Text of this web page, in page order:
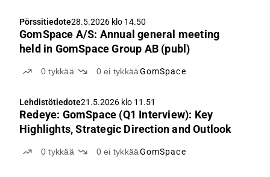
Pörssitiedote28.5.2026 klo 14.50
GomSpace A/S: Annual general meeting
held in GomSpace Group AB (publ)
0tykkää 0ei tykkääGomSpace
Lehdistötiedote21.5.2026 klo 11.51
Redeye: GomSpace (Q1 Interview): Key
Highlights, Strategic Direction and Outlook
0tykkää 0ei tykkääGomSpace